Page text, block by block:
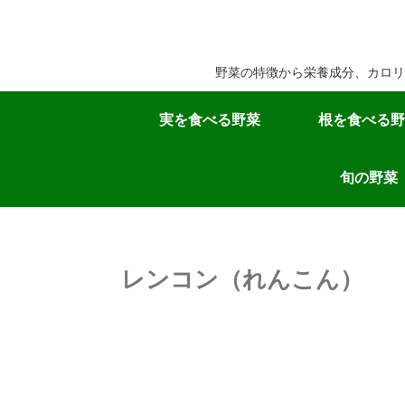
野菜の特徴から栄養成分、カロ
実を食べる野菜 根を食べる
旬の野菜
レンコン（れんこん）